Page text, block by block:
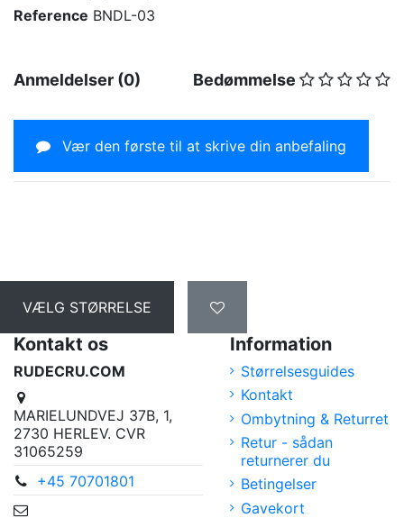
Reference BNDL-03
Bedømmelse
Anmeldelser (0)
Vær den første til at skrive din anbefaling
VÆLG STØRRELSE
Kontakt os
RUDECRU.COM
MARIELUNDVEJ 37B, 1,
2730 HERLEV. CVR
31065259
+45 70701801
Information
Størrelsesguides
Kontakt
Ombytning & Returret
Retur - sådan
returnerer du
Betingelser
Gavekort